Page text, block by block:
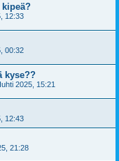
12:33
00:32
kyse??
2025, 15:21
12:43
21:28